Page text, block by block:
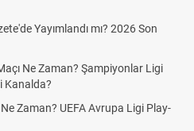
Yayımlandı mı? 2026 Son
Ne Zaman? Şampiyonlar Ligi
Kanalda?
Zaman? UEFA Avrupa Ligi Play-